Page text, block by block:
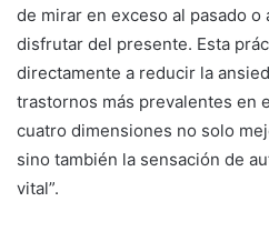
de mirar en exceso al pasado
disfrutar del presente. Esta
directamente a reducir la
trastornos más prevalentes en
cuatro dimensiones no solo
sino también la sensación de
vital”.